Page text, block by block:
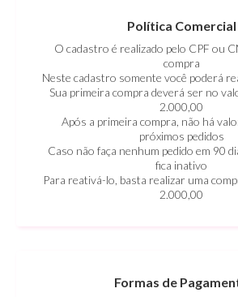
Política Comercial
O cadastro é realizado pelo CPF ou
compra
Neste cadastro somente você poderá
Sua primeira compra deverá ser no
2.000,00
Após a primeira compra, não há
próximos pedidos
Caso não faça nenhum pedido em 90
fica inativo
Para reativá-lo, basta realizar uma
2.000,00
Formas de